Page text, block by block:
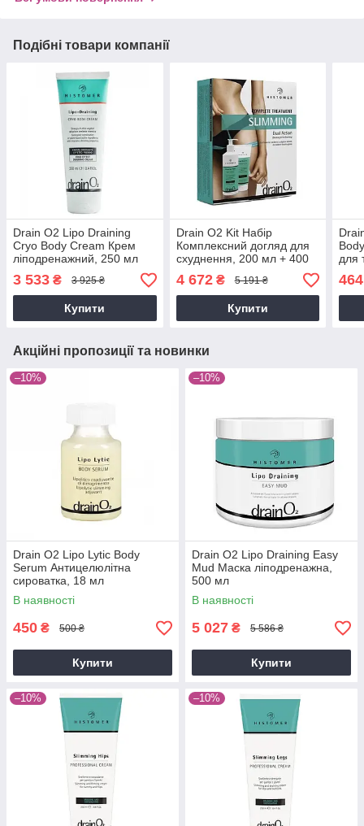
Подібні товари компанії
Drain O2 Lipo Draining
Cryo Body Cream Крем
ліподренажний, 250 мл
3 533 ₴ 3 925 ₴
Купити
Drain O2 Kit Набір
Комплексний догляд для
схуднення, 200 мл + 400
мл
4 672₴ 5 191 ₴
Купити
для
мл
464
Акційні пропозиції та новинки
–10%
Drain O2 Lipo Lytic Body
Serum Антицелюлітна
сироватка, 18 мл
В наявності
450 ₴ 500 ₴
Купити
–10%
Drain O2 Lipo Draining Easy
Mud Маска ліподренажна,
500 мл
В наявності
5 027 ₴ 5 586 ₴
Купити
–10% –10%